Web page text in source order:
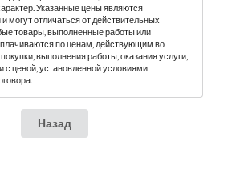
Указанные цены являются
могут отличаться от действительных
товары, выполненные работы или
по ценам, действующим во
выполнения работы, оказания услуги,
с ценой, установленной условиями
Назад